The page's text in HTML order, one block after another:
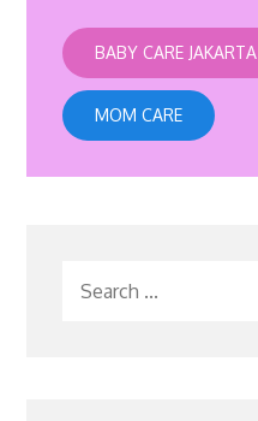
BABY CARE JAKARTA
MOM CARE
Search